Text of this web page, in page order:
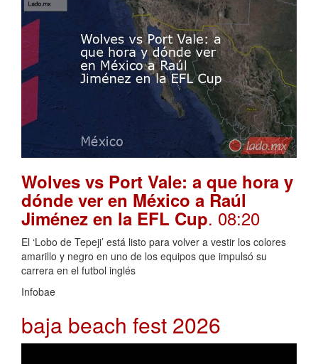
Wolves vs Port Vale: a que hora y
dónde ver en México a Raúl
Jiménez en la EFL Cup. 08:20
El ‘Lobo de Tepeji’ está listo para volver a vestir los colores
amarillo y negro en uno de los equipos que impulsó su
carrera en el futbol inglés
Infobae
baja beach fest 2026